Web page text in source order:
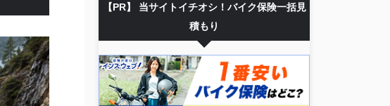
【PR】 当サイトイチオシ！バイク保険一括見
積もり